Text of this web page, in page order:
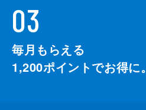
03
毎月もらえる
1,200ポイントでお得に。